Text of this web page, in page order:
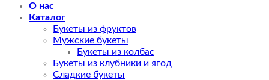
О нас
Каталог
Букеты из фруктов
Мужские букеты
Букеты из колбас
Букеты из клубники и ягод
Сладкие букеты